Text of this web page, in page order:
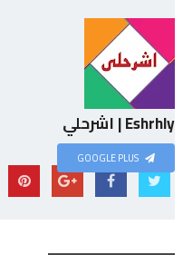
Eshrhly | اشرحلي
GOOGLE PLUS